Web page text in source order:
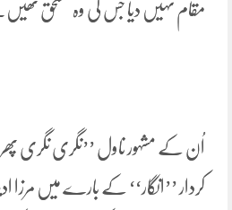
مقام نہیں دیا جس کی وہ مستحق
اُن کے مشہور ناول ’’نگری نگری
کردار ’’انگار‘‘ کے بارے میں مرزا